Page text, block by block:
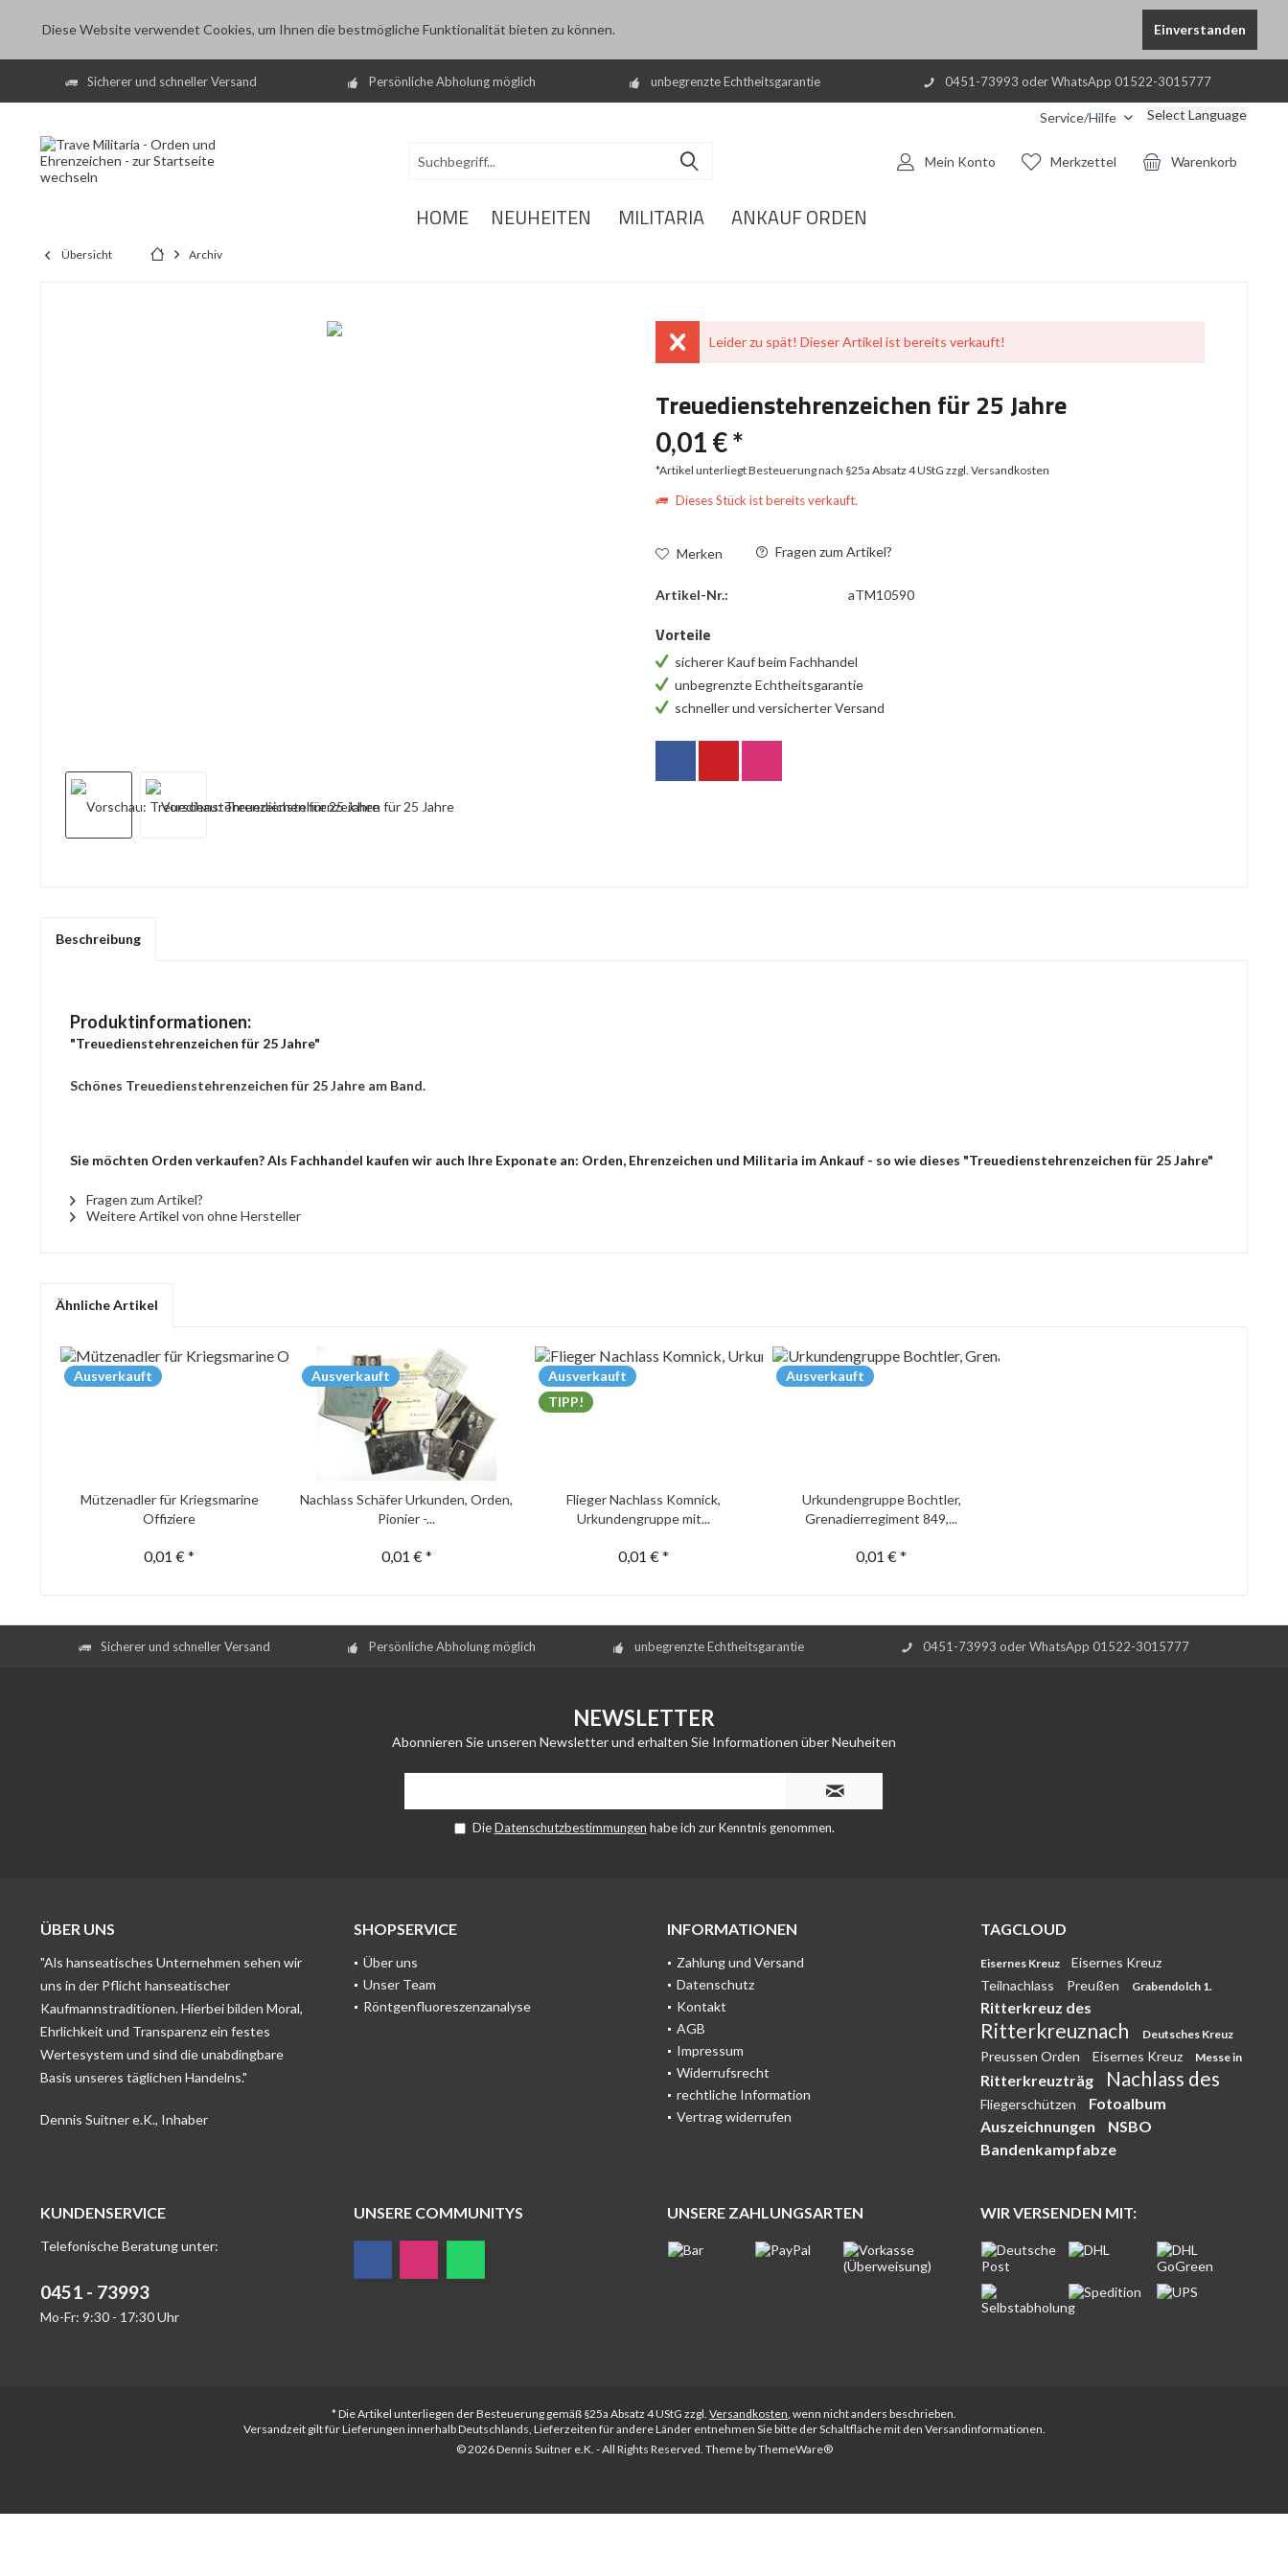
Diese Website verwendet Cookies, um Ihnen die bestmögliche Funktionalität bieten zu können. Einverstanden
Sicherer und schneller Versand Persönliche Abholung möglich unbegrenzte Echtheitsgarantie 0451-73993 oder WhatsApp 01522-3015777
Service/Hilfe Select Language
Warenkorb
Merkzettel
Mein Konto
HOME NEUHEITEN MILITARIA ANKAUF ORDEN
Übersicht Archiv
Leider zu spät! Dieser Artikel ist bereits verkauft!
Treuedienstehrenzeichen für 25 Jahre
0,01 € *
*Artikel unterliegt Besteuerung nach §25a Absatz 4 UStGzzgl. Versandkosten
Dieses Stück ist bereits verkauft.
Merken Fragen zum Artikel?
Artikel-Nr.: aTM10590
Vorteile
sicherer Kauf beim Fachhandel
unbegrenzte Echtheitsgarantie
schneller und versicherter Versand
Beschreibung
Produktinformationen:
"Treuedienstehrenzeichen für 25 Jahre"
Schönes Treuedienstehrenzeichen für 25 Jahre am Band.
Sie möchten Orden verkaufen? Als Fachhandel kaufen wir auch Ihre Exponate an: Orden, Ehrenzeichen und Militaria im Ankauf - so wie dieses "Treuedienstehrenzeichen für 25 Jahre"
Fragen zum Artikel?
Weitere Artikel von ohne Hersteller
Ähnliche Artikel
Ausverkauft
Mützenadler für Kriegsmarine
Offiziere
0,01 € *
Ausverkauft
Nachlass Schäfer Urkunden, Orden,
Pionier -...
0,01 € *
Ausverkauft
TIPP!
Flieger Nachlass Komnick,
Urkundengruppe mit...
0,01 € *
Ausverkauft
Urkundengruppe Bochtler,
Grenadierregiment 849,...
0,01 € *
Sicherer und schneller Versand Persönliche Abholung möglich unbegrenzte Echtheitsgarantie 0451-73993 oder WhatsApp 01522-3015777
NEWSLETTER
Abonnieren Sie unseren Newsletter und erhalten Sie Informationen über Neuheiten
DieDatenschutzbestimmungen habe ich zur Kenntnis genommen.
ÜBER UNS
"Als hanseatisches Unternehmen sehen wir
uns in der Pflicht hanseatischer
Kaufmannstraditionen. Hierbei bilden Moral,
Ehrlichkeit und Transparenz ein festes
Wertesystem und sind die unabdingbare
Basis unseres täglichen Handelns."
Dennis Suitner e.K., Inhaber
SHOPSERVICE
Über uns
Unser Team
Röntgenfluoreszenzanalyse
INFORMATIONEN
Zahlung und Versand
Datenschutz
Kontakt
AGB
Impressum
Widerrufsrecht
rechtliche Information
Vertrag widerrufen
TAGCLOUD
Eisernes Kreuz
Eisernes Kreuz
Teilnachlass
Preußen Grabendolch 1.
Ritterkreuz des
Ritterkreuznach Deutsches Kreuz
Preussen Orden Eisernes Kreuz Messe in
Ritterkreuzträg Nachlass des
Fliegerschützen
Fotoalbum
Auszeichnungen
NSBO
Bandenkampfabze
KUNDENSERVICE
Telefonische Beratung unter:
0451 - 73993
Mo-Fr: 9:30 - 17:30 Uhr
UNSERE COMMUNITYS UNSERE ZAHLUNGSARTEN WIR VERSENDEN MIT:
* Die Artikel unterliegen der Besteuerung gemäß §25a Absatz 4 UStG zzgl. Versandkosten, wenn nicht anders beschrieben.
Versandzeit gilt für Lieferungen innerhalb Deutschlands, Lieferzeiten für andere Länder entnehmen Sie bitte der Schaltfläche mit den Versandinformationen.
© 2026 Dennis Suitner e.K. - All Rights Reserved. Theme byThemeWare®